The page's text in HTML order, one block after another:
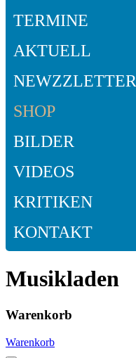
TERMINE
AKTUELL
NEWZZLETTER
SHOP
BILDER
VIDEOS
KRITIKEN
KONTAKT
Musikladen
Warenkorb
Warenkorb